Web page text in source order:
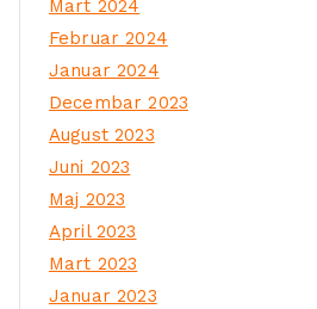
Mart 2024
Februar 2024
Januar 2024
Decembar 2023
August 2023
Juni 2023
Maj 2023
April 2023
Mart 2023
Januar 2023